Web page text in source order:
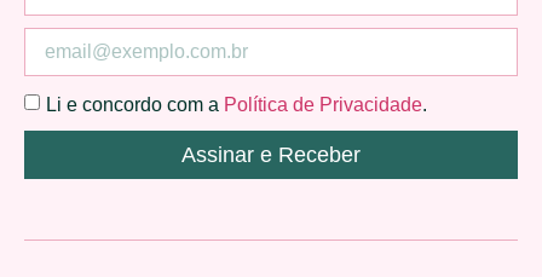
Li e concordo com a Política de Privacidade.
Assinar e Receber